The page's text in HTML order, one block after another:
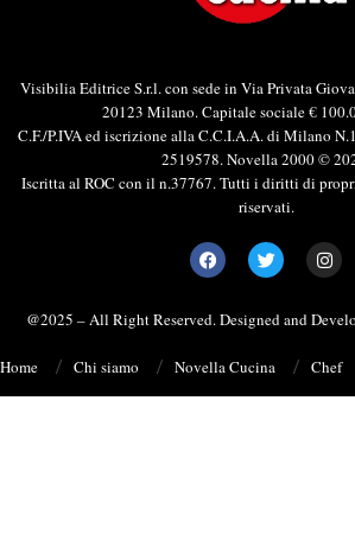
Visibilia Editrice S.r.l. con sede in Via Privata
20123 Milano. Capitale sociale €
C.F./P.IVA ed iscrizione alla C.C.I.A.A. di Milano
2519578. Novella 2000 ©
Iscritta al ROC con il n.37767. Tutti i diritti di
riservati.
@2025 – All Right Reserved. Designed and
Home Chi siamo Novella Cucina Chef